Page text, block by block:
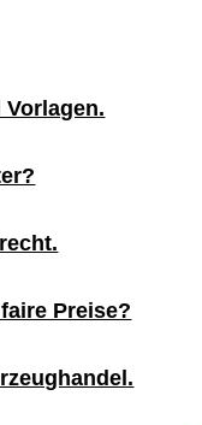
Preise?